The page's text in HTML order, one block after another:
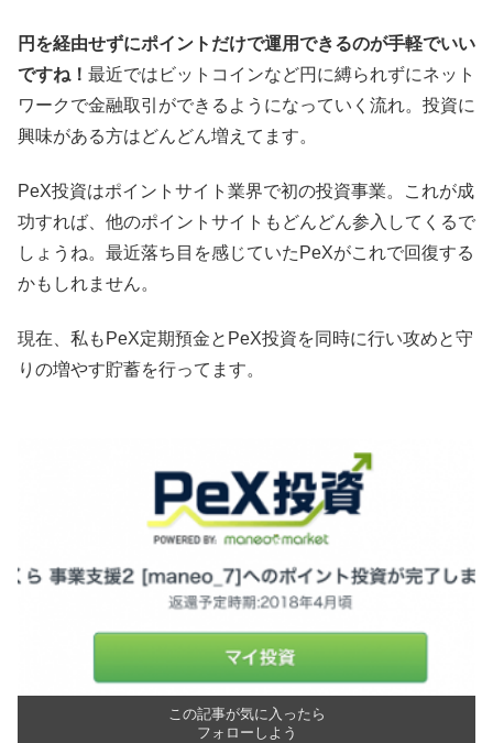
円を経由せずにポイントだけで運用できるのが手軽でいい
ですね！ 最近ではビットコインなど円に縛られずにネット
ワークで金融取引ができるようになっていく流れ。投資に
興味がある方はどんどん増えてます。
PeX投資はポイントサイト業界で初の投資事業。これが成
功すれば、他のポイントサイトもどんどん参入してくるで
しょうね。最近落ち目を感じていたPeXがこれで回復する
かもしれません。
現在、私もPeX定期預金とPeX投資を同時に行い攻めと守
りの増やす貯蓄を行ってます。
この記事が気に入ったら
フォローしよう